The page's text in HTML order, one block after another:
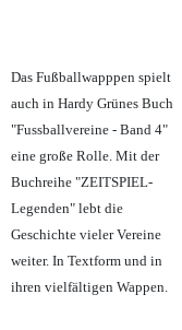
Das Fußballwapppen spielt
auch in Hardy Grünes Buch
"Fussballvereine - Band 4"
eine große Rolle. Mit der
Buchreihe "ZEITSPIEL-
Legenden" lebt die
Geschichte vieler Vereine
weiter. In Textform und in
ihren vielfältigen Wappen.